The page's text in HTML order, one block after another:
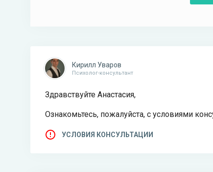
Кирилл Уваров
Психолог-консультант
Здравствуйте Анастасия,
Ознакомьтесь, пожалуйста, с условиями
УСЛОВИЯ КОНСУЛЬТАЦИИ